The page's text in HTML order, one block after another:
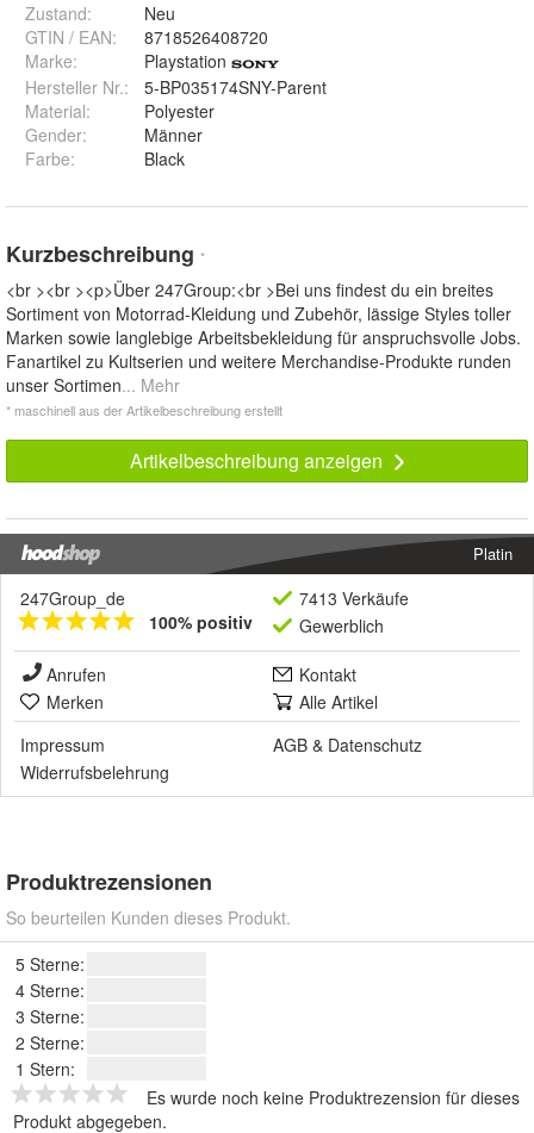
Zustand:
Neu
GTIN / EAN:
8718526408720
Marke:
Playstation
Hersteller Nr.:
5-BP035174SNY-Parent
Material:
Polyester
Gender:
Männer
Farbe: Black
Kurzbeschreibung *
<br ><br ><p>Über 247Group:<br >Bei uns findest du ein breites
Sortiment von Motorrad-Kleidung und Zubehör, lässige Styles toller
Marken sowie langlebige Arbeitsbekleidung für anspruchsvolle Jobs.
Fanartikel zu Kultserien und weitere Merchandise-Produkte runden
unser Sortimen... Mehr
* maschinell aus der Artikelbeschreibung erstellt
Artikelbeschreibung anzeigen
Platin
247Group_de
100% positiv
7413 Verkäufe
Gewerblich
Anrufen
Kontakt
Merken
Alle Artikel
Impressum
AGB & Datenschutz
Widerrufsbelehrung
Produktrezensionen
So beurteilen Kunden dieses Produkt.
5 Sterne:
4 Sterne:
3 Sterne:
2 Sterne:
1 Stern:
Es wurde noch keine Produktrezension für dieses
Produkt abgegeben.